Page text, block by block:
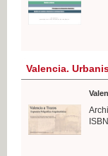
Valencia.